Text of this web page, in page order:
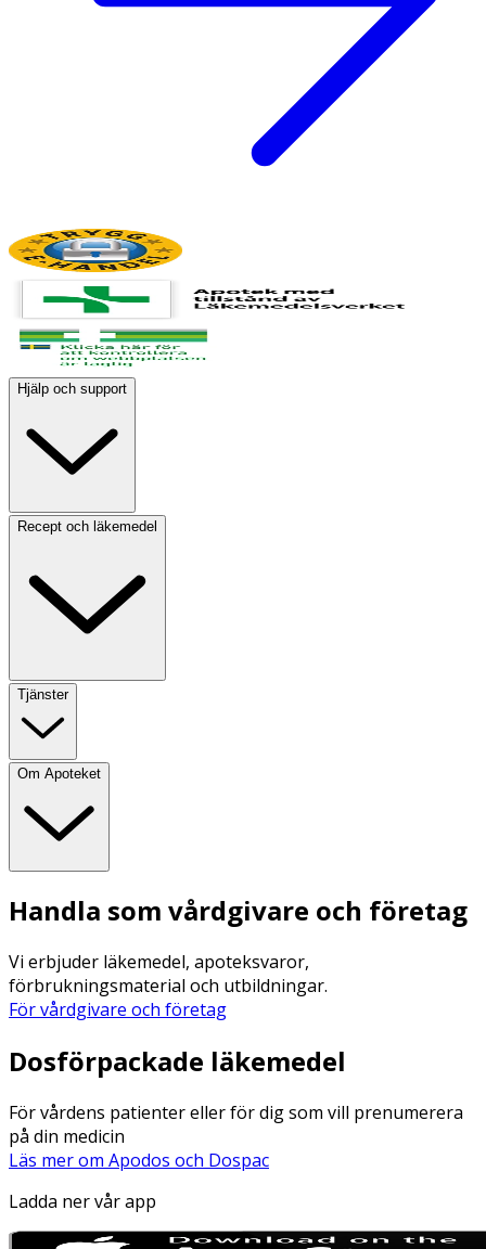
Hjälp och support
Recept och läkemedel
Tjänster
Om Apoteket
Handla som vårdgivare och företag
Vi erbjuder läkemedel, apoteksvaror,
förbrukningsmaterial och utbildningar.
För vårdgivare och företag
Dosförpackade läkemedel
För vårdens patienter eller för dig som vill prenumerera
på din medicin
Läs mer om Apodos och Dospac
Ladda ner vår app